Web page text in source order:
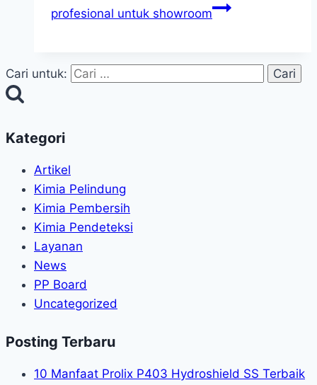
profesional untuk showroom
Cari untuk:
Kategori
Artikel
Kimia Pelindung
Kimia Pembersih
Kimia Pendeteksi
Layanan
News
PP Board
Uncategorized
Posting Terbaru
10 Manfaat Prolix P403 Hydroshield SS Terbaik